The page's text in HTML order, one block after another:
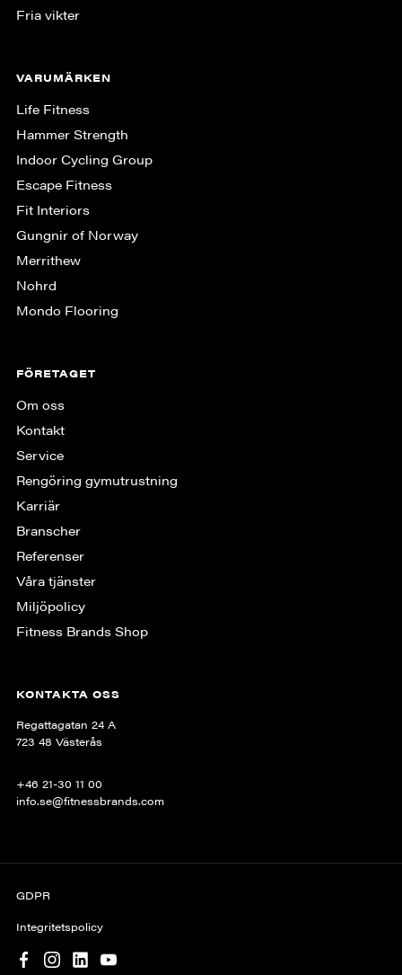
Fria vikter
VARUMÄRKEN
Life Fitness
Hammer Strength
Indoor Cycling Group
Escape Fitness
Fit Interiors
Gungnir of Norway
Merrithew
Nohrd
Mondo Flooring
FÖRETAGET
Om oss
Kontakt
Service
Rengöring gymutrustning
Karriär
Branscher
Referenser
Våra tjänster
Miljöpolicy
Fitness Brands Shop
KONTAKTA OSS
Regattagatan 24 A
723 48 Västerås
+46 21-30 11 00
info.se@fitnessbrands.com
GDPR
Integritetspolicy